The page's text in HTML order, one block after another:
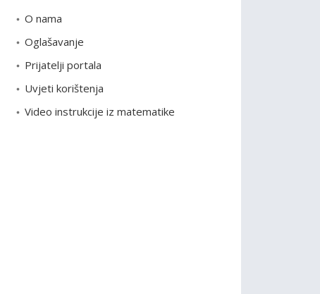
o
i
j
O nama
Oglašavanje
Prijatelji portala
Uvjeti korištenja
Video instrukcije iz matematike